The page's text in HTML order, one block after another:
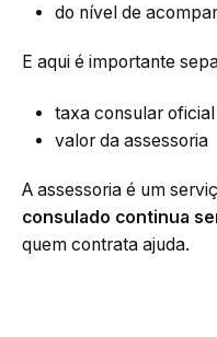
do nível de
E aqui é importante
taxa consular oficial
valor da assessoria
A assessoria é um
consulado continua
quem contrata ajuda.